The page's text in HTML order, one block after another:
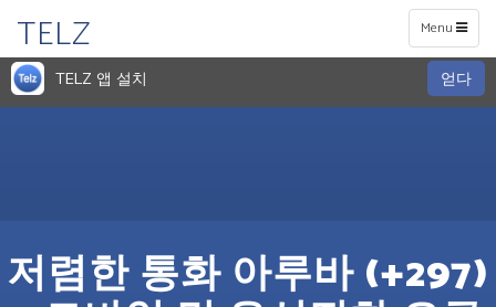
Toggle
navigation
Menu
TELZ
TELZ 앱 설치 얻다
저렴한 통화 아루바 (+297)